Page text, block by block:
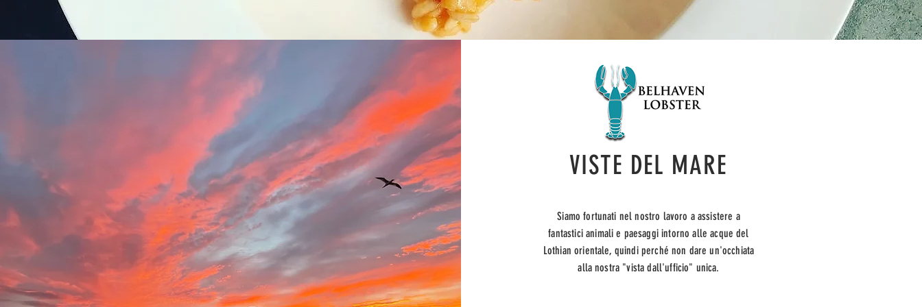
VISTE DEL MARE
Siamo fortunati nel nostro lavoro a assistere a
fantastici animali e paesaggi intorno alle acque del
Lothian orientale, quindi perché non dare un'occhiata
alla nostra "vista dall'ufficio" unica.